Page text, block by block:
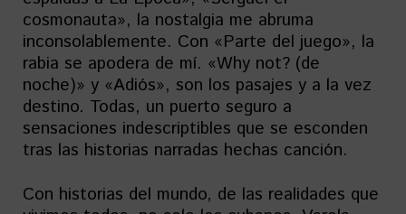
cosmonauta», la nostalgia me abruma
inconsolablemente. Con «Parte del juego», la
rabia se apodera de mí. «Why not? (de
noche)» y «Adiós», son los pasajes y a la vez
destino. Todas, un puerto seguro a
sensaciones indescriptibles que se esconden
tras las historias narradas hechas canción.
Con historias del mundo, de las realidades que